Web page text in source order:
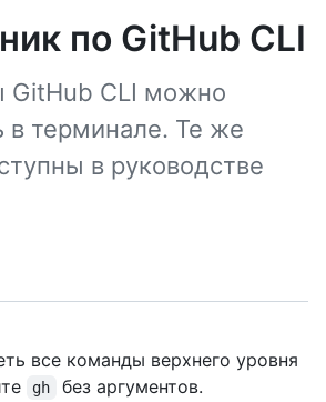
по GitHub CLI
GitHub CLI можно
в терминале. Те же
в руководстве
все команды верхнего уровня
gh без аргументов.